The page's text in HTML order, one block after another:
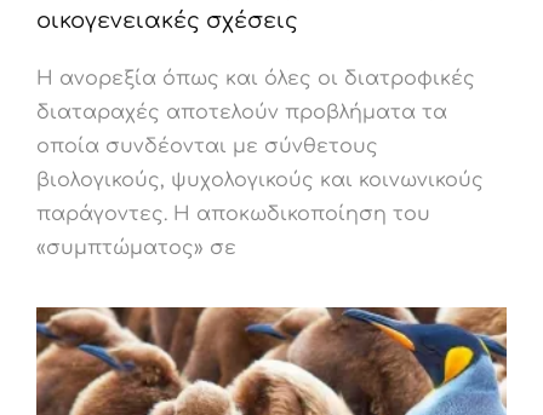
οικογενειακές σχέσεις
Η ανορεξία όπως και όλες οι διατροφικές
διαταραχές αποτελούν προβλήματα τα
οποία συνδέονται με σύνθετους
βιολογικούς, ψυχολογικούς και κοινωνικούς
παράγοντες. Η αποκωδικοποίηση του
«συμπτώματος» σε